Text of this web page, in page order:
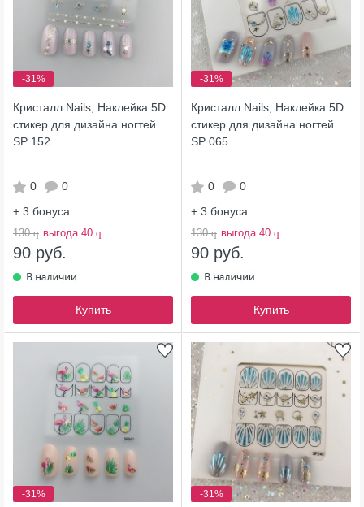
-31%
Кристалл Nails, Наклейка 5D
стикер для дизайна ногтей
SP 152
0
0
+ 3 бонуса
130q выгода 40 q
90 руб.
Купить
-31%
Кристалл Nails, Наклейка 5D
стикер для дизайна ногтей
SP 065
0
0
+ 3 бонуса
130q выгода 40 q
90 руб.
Купить
-31% -31%